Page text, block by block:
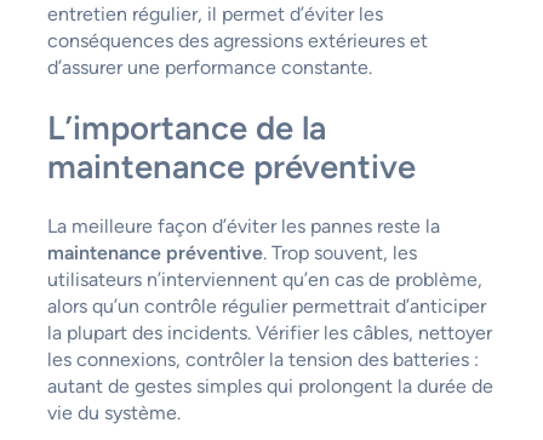
entretien régulier, il permet d’éviter les
conséquences des agressions extérieures et
d’assurer une performance constante.
L’importance de la
maintenance préventive
La meilleure façon d’éviter les pannes reste la
maintenance préventive. Trop souvent, les
utilisateurs n’interviennent qu’en cas de problème,
alors qu’un contrôle régulier permettrait d’anticiper
la plupart des incidents. Vérifier les câbles, nettoyer
les connexions, contrôler la tension des batteries :
autant de gestes simples qui prolongent la durée de
vie du système.